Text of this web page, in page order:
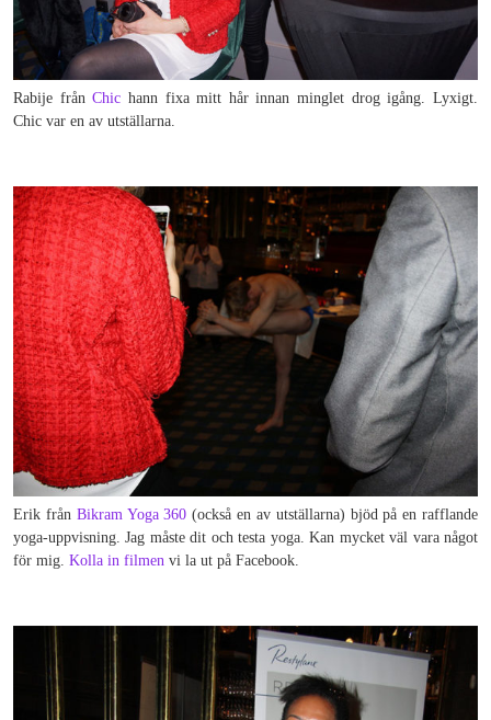
Rabije frånChic hann fixa mitt hår innan minglet drog igång. Lyxigt.
Chic var en av utställarna.
Erik från Bikram Yoga 360 (också en av utställarna) bjöd på en rafflande
yoga-uppvisning. Jag måste dit och testa yoga. Kan mycket väl vara något
för mig. Kolla in filmen vi la ut på Facebook.